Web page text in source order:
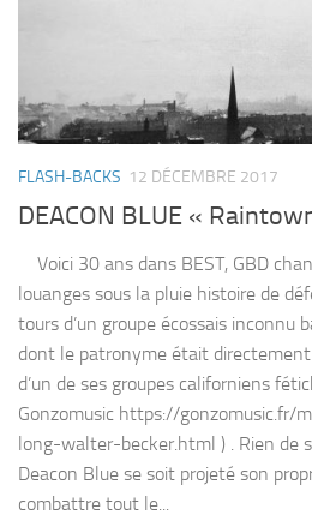
FLASH-BACKS 12 DÉCEMBRE 2017
DEACON BLUE «
Voici 30 ans dans BEST, GBD
louanges sous la pluie histoire de
tours d’un groupe écossais inconnu
dont le patronyme était directement
d’un de ses groupes californiens
Gonzomusic https://gonzomusic.fr/
long-walter-becker.html ) . Rien de
Deacon Blue se soit projeté son
combattre tout le...